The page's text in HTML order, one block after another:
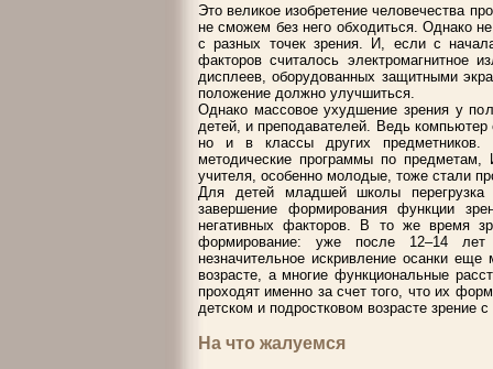
Это великое изобретение человечества
не сможем без него обходиться. Однако
с разных точек зрения. И, если с
факторов считалось электромагнитное
дисплеев, оборудованных защитными
положение должно улучшиться.
Однако массовое ухудшение зрения у
детей, и преподавателей. Ведь
но и в классы других предметников.
методические программы по предметам,
учителя, особенно молодые, тоже стали
Для детей младшей школы перегрузка
завершение формирования функции
негативных факторов. В то же время
формирование: уже после 12–14 лет
незначительное искривление осанки
возрасте, а многие функциональные
проходят именно за счет того, что их
детском и подростковом возрасте зрение
На что жалуемся